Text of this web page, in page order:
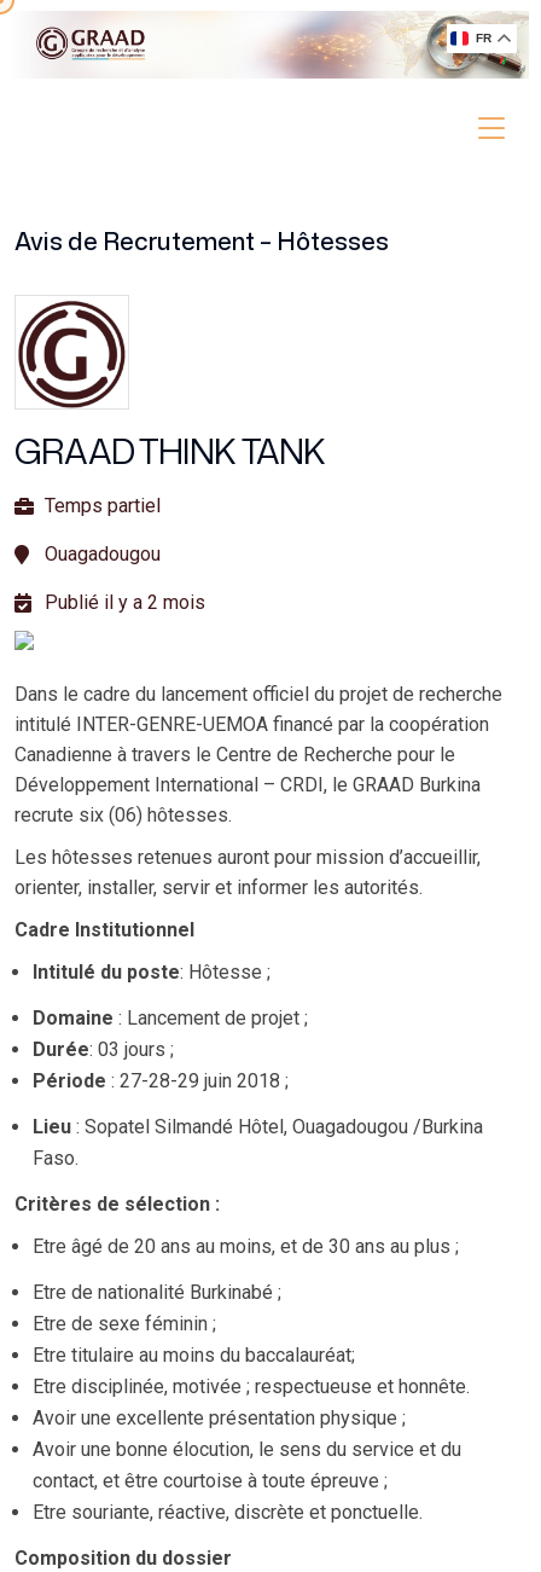
Avis de Recrutement – Hôtesses
GRAAD THINK TANK
Temps partiel
Ouagadougou
Publié il y a 2 mois
Dans le cadre du lancement officiel du projet de recherche
intitulé INTER-GENRE-UEMOA financé par la coopération
Canadienne à travers le Centre de Recherche pour le
Développement International – CRDI, le GRAAD Burkina
recrute six (06) hôtesses.
Les hôtesses retenues auront pour mission d’accueillir,
orienter, installer, servir et informer les autorités.
Cadre Institutionnel
Intitulé du poste: Hôtesse ;
Domaine : Lancement de projet ;
Durée: 03 jours ;
Période : 27-28-29 juin 2018 ;
Lieu : Sopatel Silmandé Hôtel, Ouagadougou /Burkina
Faso.
Critères de sélection :
Etre âgé de 20 ans au moins, et de 30 ans au plus ;
Etre de nationalité Burkinabé ;
Etre de sexe féminin ;
Etre titulaire au moins du baccalauréat;
Etre disciplinée, motivée ; respectueuse et honnête.
Avoir une excellente présentation physique ;
Avoir une bonne élocution, le sens du service et du
contact, et être courtoise à toute épreuve ;
Etre souriante, réactive, discrète et ponctuelle.
Composition du dossier
FR